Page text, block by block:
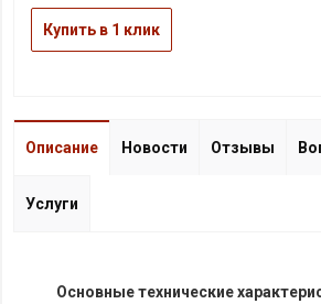
Купить в 1 клик
Описание Новости Отзывы
Услуги
Основные технические